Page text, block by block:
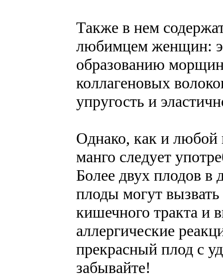
Также в нем
любимцем женщин:
образованию
коллагеновых
упругость и
Однако, как и любой
манго следует
Более двух плодов в
плоды могут
кишечного тракта и
аллергические
прекрасный плод с
забывайте!